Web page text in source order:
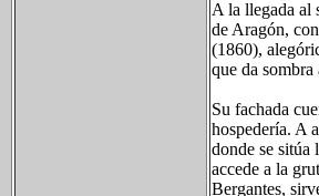
A la llegada al
de Aragón,
(1860),
que da
Su fachada
hospedería. A
donde se sitúa
accede a la
Bergantes,